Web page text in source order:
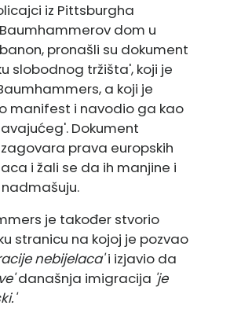
iz Pittsburgha
dom u
pronašli su dokument
slobodnog tržišta', koji je
a koji je
manifest i navodio ga kao
Dokument
prava europskih
i žali se da ih manjine i
je također stvorio
stranicu na kojoj je pozvao
nebijelaca'i izjavio da
današnja imigracija 'je